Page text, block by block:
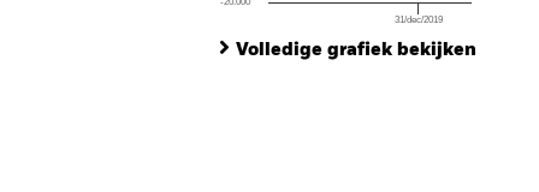
31/dec/2019
Volledige grafiek bekijken